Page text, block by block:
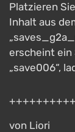
Platzieren
Inhalt aus
erscheint ein
„save006“,
von Liori